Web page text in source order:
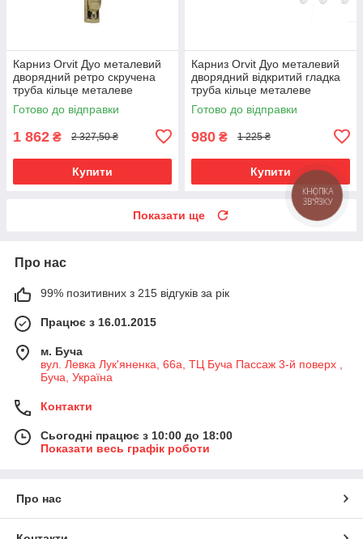
Карниз Orvit Дуо металевий
дворядний ретро скручена
труба кільце металеве
Золото 25\19 мм 240 см (00-
00010893)
Готово до відправки
1 862 ₴ 2 327,50 ₴
Купити
Карниз Orvit Дуо металевий
дворядний відкритий гладка
труба кільце металеве
Золото 19\16 мм 240 см (00-
00012988)
Готово до відправки
980 ₴ 1 225 ₴
Купити
Показати ще
Про нас
99% позитивних з 215 відгуків за рік
Працює з 16.01.2015
м. Буча
вул. Левка Лук'яненка, 66а, ТЦ Буча Пассаж 3-й поверх ,
Буча, Україна
Контакти
Сьогодні працює з 10:00 до 18:00
Показати весь графік роботи
Про нас
КНОПКА
ЗВ'ЯЗКУ